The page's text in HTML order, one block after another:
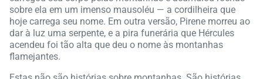
sobre ela em um imenso mausoléu — a cordilheira que
hoje carrega seu nome. Em outra versão, Pirene morreu ao
dar à luz uma serpente, e a pira funerária que Hércules
acendeu foi tão alta que deu o nome às montanhas
flamejantes.